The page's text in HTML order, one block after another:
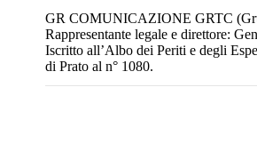
GR COMUNICAZIONE GRTC
Rappresentante legale e direttore:
Iscritto all’Albo dei Periti e degli
di Prato al n° 1080.